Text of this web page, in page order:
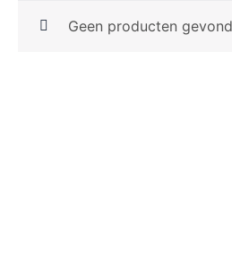
Geen producten